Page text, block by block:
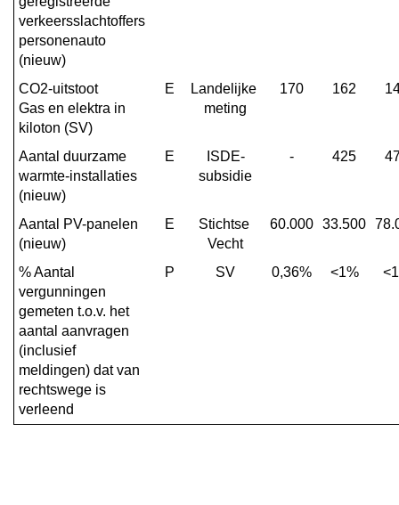
verkeersslachtoffers
personenauto
(nieuw)
CO2-uitstoot
Gas en elektra in
kiloton (SV)
E
Landelijke
meting
170 162
Aantal duurzame
warmte-installaties
(nieuw)
E
ISDE-
subsidie
- 425
Aantal PV-panelen
(nieuw)
E
Stichtse
Vecht
60.000 33.500
% Aantal
vergunningen
gemeten t.o.v. het
aantal aanvragen
(inclusief
meldingen) dat van
rechtswege is
verleend
P SV 0,36% <1%